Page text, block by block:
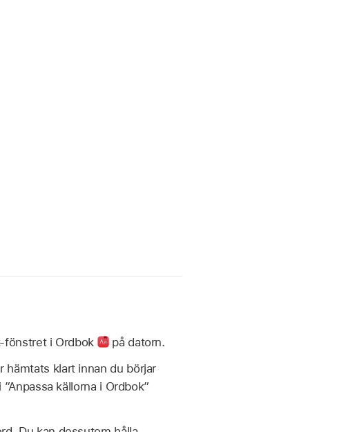
fönstret i Ordbok
på datorn.
hämtats klart innan du börjar
källorna i Ordbok”